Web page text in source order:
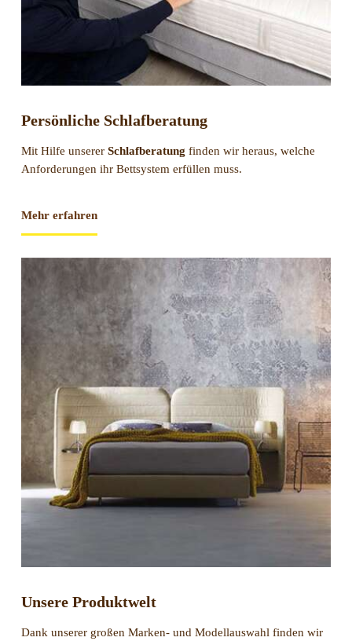
Persönliche Schlafberatung
Mit Hilfe unserer Schlafberatung finden wir heraus, welche
Anforderungen ihr Bettsystem erfüllen muss.
Mehr erfahren
Unsere Produktwelt
Dank unserer großen Marken- und Modellauswahl finden wir